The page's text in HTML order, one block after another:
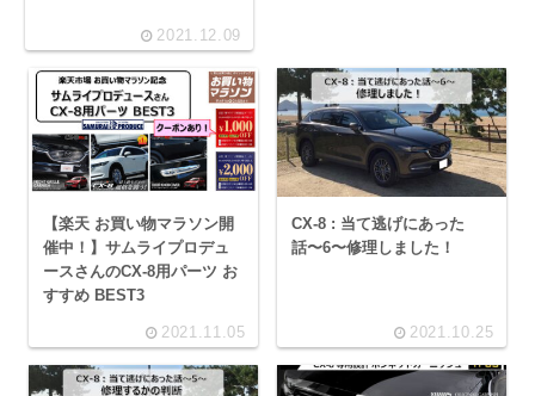
2021.12.09
【楽天 お買い物マラソン開
催中！】サムライプロデュ
ースさんのCX-8用パーツ お
すすめ BEST3
2021.11.05
CX-8 : 当て逃げにあった
話〜6〜修理しました！
2021.10.25